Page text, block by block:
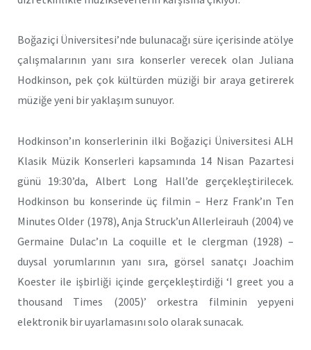
Boğaziçi Üniversitesi’nde bulunacağı süre içerisinde atölye
çalışmalarının yanı sıra konserler verecek olan Juliana
Hodkinson, pek çok kültürden müziği bir araya getirerek
müziğe yeni bir yaklaşım sunuyor.
Hodkinson’ın konserlerinin ilki Boğaziçi Üniversitesi ALH
Klasik Müzik Konserleri kapsamında 14 Nisan Pazartesi
günü 19:30’da, Albert Long Hall’de gerçekleştirilecek.
Hodkinson bu konserinde üç filmin – Herz Frank’ın Ten
Minutes Older (1978), Anja Struck’un Allerleirauh (2004) ve
Germaine Dulac’ın La coquille et le clergman (1928) –
duysal yorumlarının yanı sıra, görsel sanatçı Joachim
Koester ile işbirliği içinde gerçekleştirdiği ‘I greet you a
thousand Times (2005)’ orkestra filminin yepyeni
elektronik bir uyarlamasını solo olarak sunacak.